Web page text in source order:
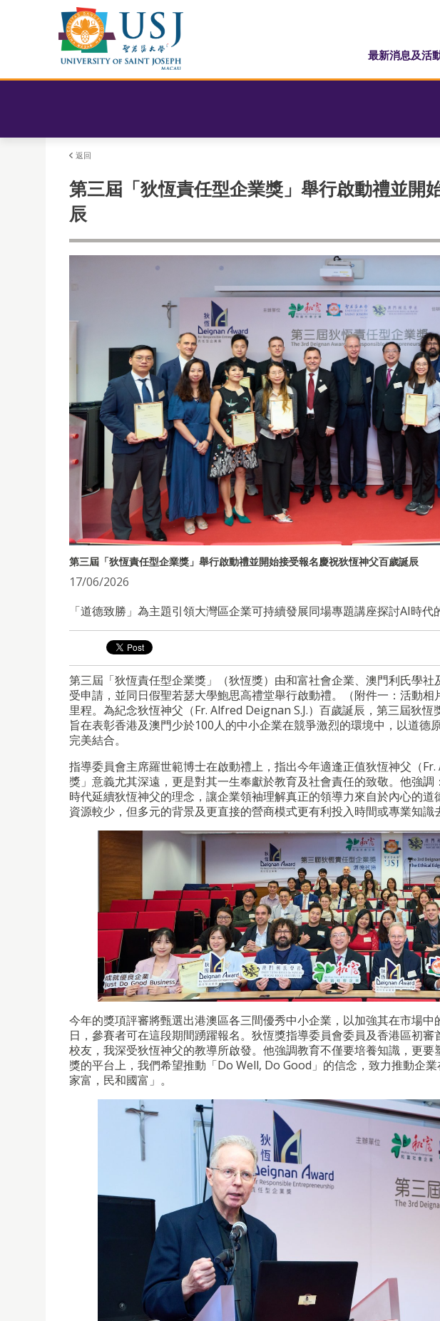
最新消息及活
返回
第三屆「狄恆責任型企業獎」舉行啟動禮並開
辰
第三屆「狄恆責任型企業獎」舉行啟動禮並開始接受報名慶祝狄恆神父百歲誕辰
17/06/2026
「道德致勝」為主題引領大灣區企業可持續發展同場專題講座探討AI時代
第三屆「狄恆責任型企業獎」（狄恆獎）由和富社會企業、澳門利氏學
受申請，並同日假聖若瑟大學鮑思高禮堂舉行啟動禮。（附件一：活動
里程。為紀念狄恆神父（Fr. Alfred Deignan S.J.）百歲誕辰，第三屆狄
旨在表彰香港及澳門少於100人的中小企業在競爭激烈的環境中，以道德
完美結合。
指導委員會主席羅世範博士在啟動禮上，指出今年適逢正值狄恆神父（
獎」意義尤其深遠，更是對其一生奉獻於教育及社會責任的致敬。他強
時代延續狄恆神父的理念，讓企業領袖理解真正的領導力來自於內心的
資源較少，但多元的背景及更直接的營商模式更有利投入時間或專業知識
今年的獎項評審將甄選出港澳區各三間優秀中小企業，以加強其在市場
日，參賽者可在這段期間踴躍報名。狄恆獎指導委員會委員及香港區初
校友，我深受狄恆神父的教導所啟發。他強調教育不僅要培養知識，更
獎的平台上，我們希望推動「Do Well, Do Good」的信念，致力推動企
家富，民和國富」。